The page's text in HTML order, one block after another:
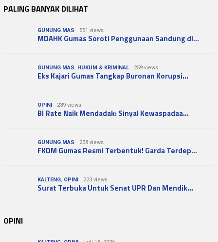
PALING BANYAK DILIHAT
GUNUNG MAS 551 views
MDAHK Gumas Soroti Penggunaan Sandung di…
GUNUNG MAS, HUKUM & KRIMINAL 259 views
Eks Kajari Gumas Tangkap Buronan Korupsi…
OPINI 239 views
BI Rate Naik Mendadak: Sinyal Kewaspadaa…
GUNUNG MAS 238 views
FKDM Gumas Resmi Terbentuk! Garda Terdep…
KALTENG, OPINI 223 views
Surat Terbuka Untuk Senat UPR Dan Mendik…
OPINI